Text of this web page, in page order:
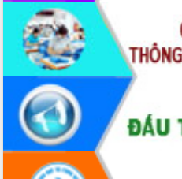
chuyển đổi số giai đoạn 2026 – 2030
với Tập đoàn Bưu chính Viễn thông
Việt Nam
Thứ trưởng Bộ Y tế làm việc với tỉnh
Đắk Lắk về phát triển nhân lực y tế
cho trạm y tế cấp xã
Du lịch Đắk Lắk nâng tầm trải nghiệm
du khách thông qua Hệ thống cơ sở dữ
liệu và Bản đồ số
Tập huấn ứng dụng trí tuệ nhân tạo (AI)
trong thương mại điện tử năm 2026